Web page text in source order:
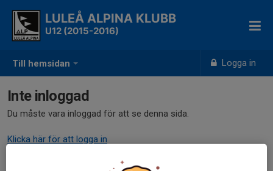
Till hemsidan Logga in
LULEÅ ALPINA KLUBB
U12 (2015-2016)
Inte inloggad
Du måste vara inloggad för att se denna sida.
Klicka här för att logga in